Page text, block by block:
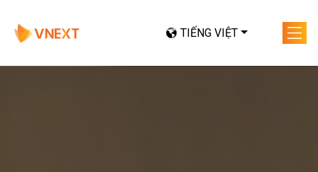
TIẾNG VIỆT